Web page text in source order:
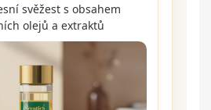
svěžest s obsahem
olejů a extraktů